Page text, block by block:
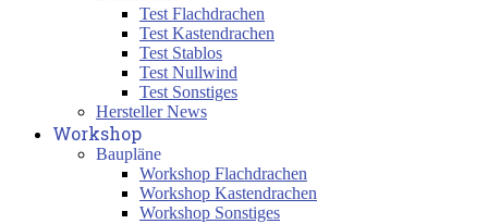
Test Flachdrachen
Test Kastendrachen
Test Stablos
Test Nullwind
Test Sonstiges
Hersteller News
Workshop
Baupläne
Workshop Flachdrachen
Workshop Kastendrachen
Workshop Sonstiges